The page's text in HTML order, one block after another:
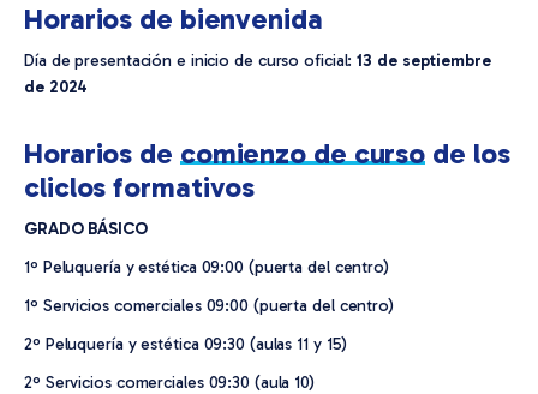
Horarios de bienvenida
Día de presentación e inicio de curso oficial:13 de septiembre
de 2024
Horarios de comienzo de curso de los
cliclos formativos
GRADO BÁSICO
1º Peluquería y estética 09:00 (puerta del centro)
1º Servicios comerciales 09:00 (puerta del centro)
2º Peluquería y estética 09:30 (aulas 11 y 15)
2º Servicios comerciales 09:30 (aula 10)